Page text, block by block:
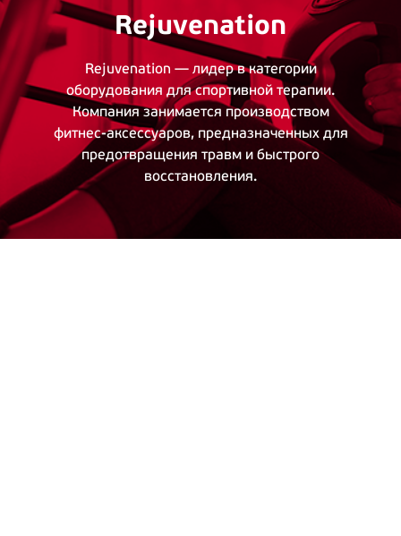
Rejuvenation
Rejuvenation — лидер в категории
оборудования для спортивной терапии.
Компания занимается производством
фитнес-аксессуаров, предназначенных для
предотвращения травм и быстрого
восстановления.